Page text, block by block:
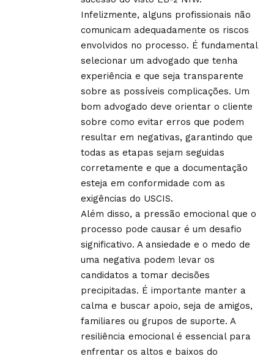
Infelizmente, alguns profissionais não
comunicam adequadamente os riscos
envolvidos no processo. É fundamental
selecionar um advogado que tenha
experiência e que seja transparente
sobre as possíveis complicações. Um
bom advogado deve orientar o cliente
sobre como evitar erros que podem
resultar em negativas, garantindo que
todas as etapas sejam seguidas
corretamente e que a documentação
esteja em conformidade com as
exigências do USCIS.
Além disso, a pressão emocional que o
processo pode causar é um desafio
significativo. A ansiedade e o medo de
uma negativa podem levar os
candidatos a tomar decisões
precipitadas. É importante manter a
calma e buscar apoio, seja de amigos,
familiares ou grupos de suporte. A
resiliência emocional é essencial para
enfrentar os altos e baixos do